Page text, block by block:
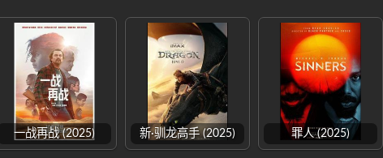
一战再战 (2025) 新·驯龙高手 (2025) 罪人 (2025)